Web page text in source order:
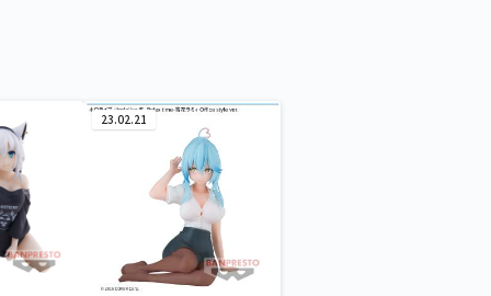
23.02.21